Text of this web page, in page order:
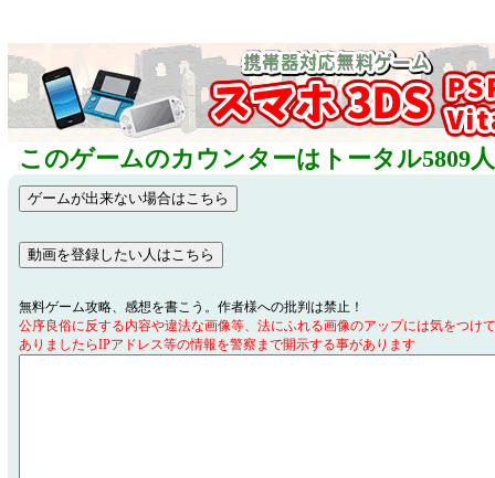
このゲームのカウンターはトータル5809
無料ゲーム攻略、感想を書こう。作者様への批判は禁止！
公序良俗に反する内容や違法な画像等、法にふれる画像のアップには気をつけ
ありましたらIPアドレス等の情報を警察まで開示する事があります